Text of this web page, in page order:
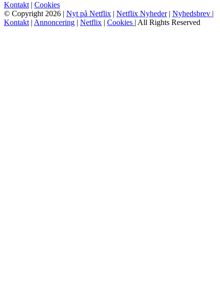
Kontakt | Cookies
© Copyright 2026 | Nyt på Netflix | Netflix Nyheder| Nyhedsbrev |
Kontakt | Annoncering | Netflix | Cookies | All Rights Reserved